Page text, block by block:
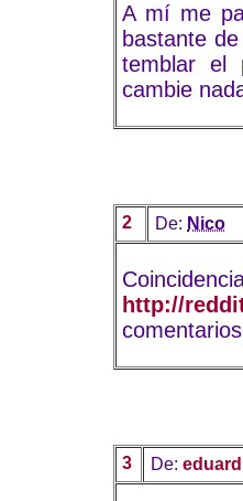
A mí me
bastante
temblar el
cambie
2 De: Nico
http://
3 De: eduard